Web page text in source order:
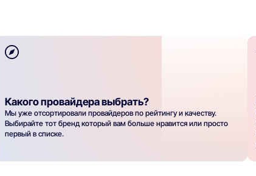
Какого провайдера выбрать?
Мы уже отсортировали провайдеров по рейтингу и качеству.
Выбирайте тот бренд который вам больше нравится или просто
первый в списке.